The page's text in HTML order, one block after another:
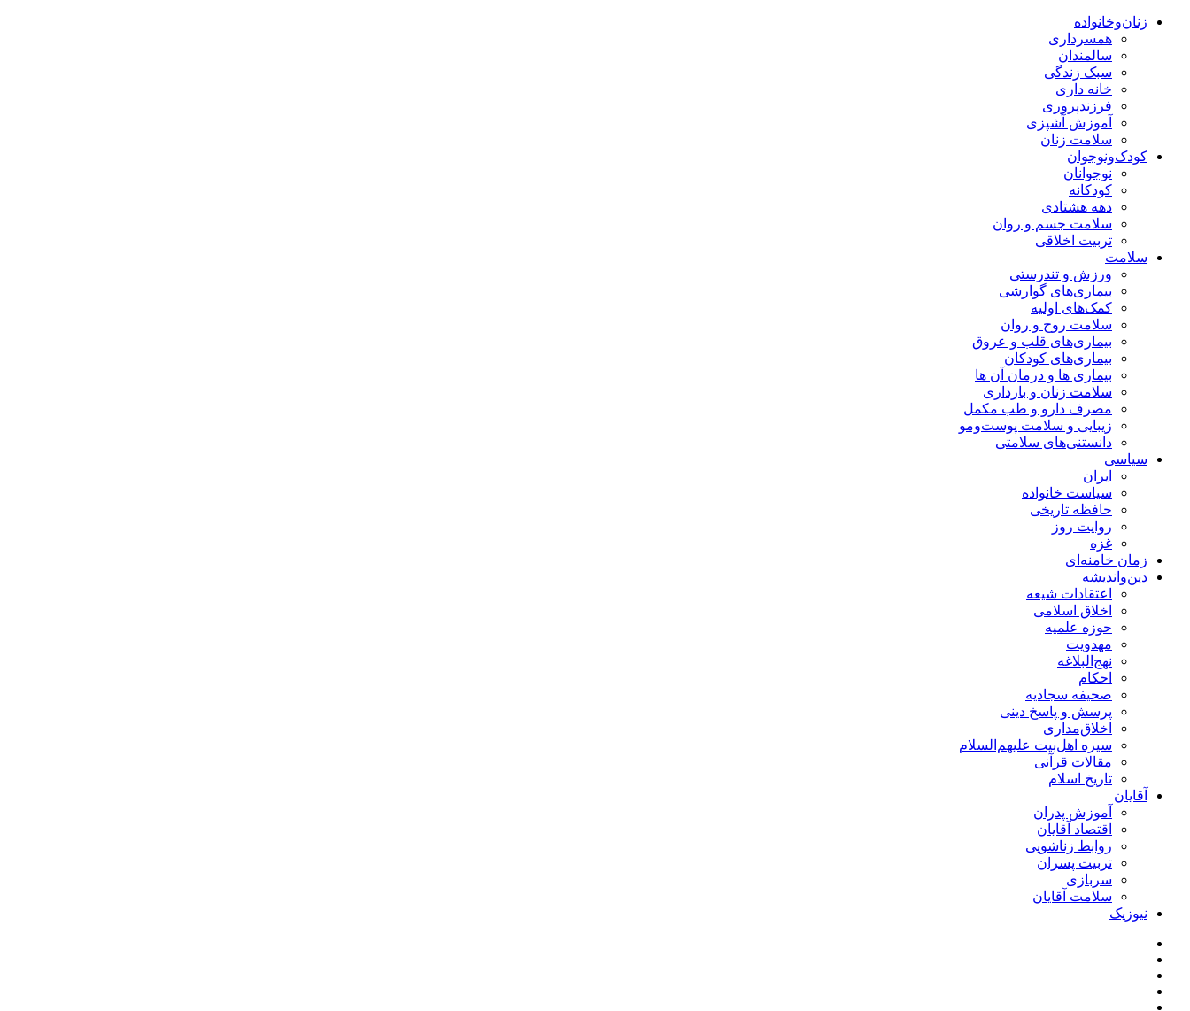
زنان‌وخانواده
همسرداری
سالمندان
سبک زندگی
خانه داری
فرزندپروری
آموزش آشپزی
سلامت زنان
کودک‌ونوجوان
نوجوانان
کودکانه
دهه هشتادی
سلامت جسم و روان
تربیت اخلاقی
سلامت
ورزش و تندرستی
بیماری‌های گوارشی
کمک‌های اولیه
سلامت روح و روان
بیماری‌های قلب و عروق
بیماری‌های کودکان
بیماری ها و درمان آن ها
سلامت زنان و بارداری
مصرف دارو و طب مکمل
زیبایی و سلامت پوست‌ومو
دانستنی‌های سلامتی
سیاسی
ایران
سیاست خانواده
حافظه تاریخی
روایت روز
غزه
زمان خامنه‌ای
دین‌واندیشه
اعتقادات شیعه
اخلاق اسلامی
حوزه علمیه
مهدویت
نهج‌البلاغه
احکام
صحیفه سجادیه
پرسش و پاسخ دینی
اخلاق‌مداری
سیره اهل‌بیت علیهم‌السلام
مقالات قرآنی
تاریخ اسلام
آقایان
آموزش پدران
اقتصاد آقایان
روابط زناشویی
تربیت پسران
سربازی
سلامت آقایان
نیوزیک